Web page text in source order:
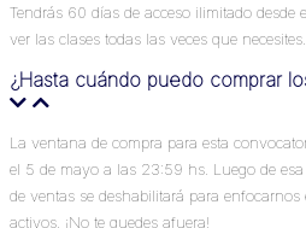
Tendrás 60 días de acceso ilimitado desde
ver las clases todas las veces que necesites.
¿Hasta cuándo puedo comprar
La ventana de compra para esta
el 5 de mayo a las 23:59 hs. Luego de
de ventas se deshabilitará para
activos. ¡No te quedes afuera!